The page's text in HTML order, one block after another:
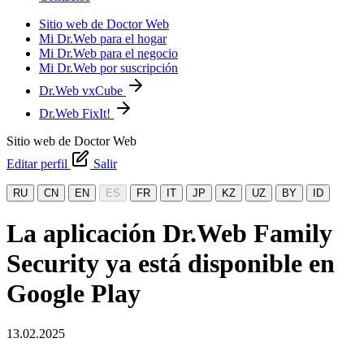
Sitio web de Doctor Web
Mi Dr.Web para el hogar
Mi Dr.Web para el negocio
Mi Dr.Web por suscripción
Dr.Web vxCube
Dr.Web FixIt!
Sitio web de Doctor Web
Editar perfil
Salir
RU CN EN ES FR IT JP KZ UZ BY ID
La aplicación Dr.Web Family
Security ya está disponible en
Google Play
13.02.2025